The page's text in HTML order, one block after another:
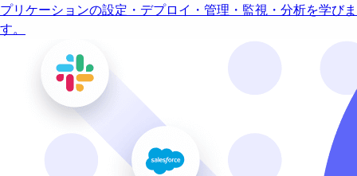
プリケーションの設定・デプロイ・管理・監視・分析を学びま
す。